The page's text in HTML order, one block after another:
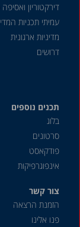
דירקטוריון
עמיתי תכניות
מדיניות ארגונית
דרושים
תכנים נוספים
בלוג
סרטונים
פודקאסט
אינפוגרפיקות
צור קשר
הזמנת הרצאה
פנו אלינו